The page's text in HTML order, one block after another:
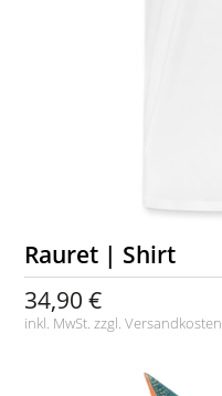
Rauret | Shirt
34,90 €
inkl. MwSt. zzgl.Versandkosten